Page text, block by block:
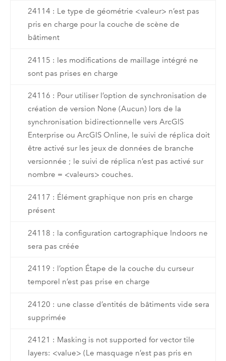
24114 : Le type de géométrie <valeur> n’est pas
pris en charge pour la couche de scène de
bâtiment
24115 : les modifications de maillage intégré ne
sont pas prises en charge
24116 : Pour utiliser l’option de synchronisation de
création de version None (Aucun) lors de la
synchronisation bidirectionnelle vers ArcGIS
Enterprise ou ArcGIS Online, le suivi de réplica doit
être activé sur les jeux de données de branche
versionnée ; le suivi de réplica n’est pas activé sur
nombre = <valeurs> couches.
24117 : Élément graphique non pris en charge
présent
24118 : la configuration cartographique Indoors ne
sera pas créée
24119 : l’option Étape de la couche du curseur
temporel n’est pas prise en charge
24120 : une classe d’entités de bâtiments vide sera
supprimée
24121 : Masking is not supported for vector tile
layers: <value> (Le masquage n’est pas pris en